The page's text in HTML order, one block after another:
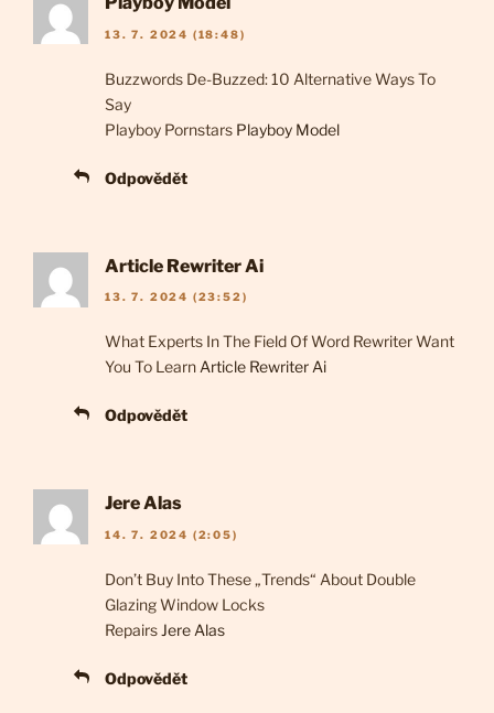
13. 7. 2024 (18:48)
Buzzwords De-Buzzed: 10 Alternative Ways To
Say
Playboy Pornstars Playboy Model
Odpovědět
Article Rewriter Ai
13. 7. 2024 (23:52)
What Experts In The Field Of Word Rewriter Want
You To Learn Article Rewriter Ai
Odpovědět
Jere Alas
14. 7. 2024 (2:05)
Don’t Buy Into These „Trends“ About Double
Glazing Window Locks
Repairs Jere Alas
Odpovědět